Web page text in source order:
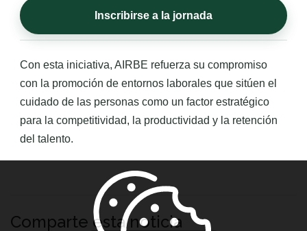
Inscribirse a la jornada
Con esta iniciativa, AIRBE refuerza su compromiso
con la promoción de entornos laborales que sitúen el
cuidado de las personas como un factor estratégico
para la competitividad, la productividad y la retención
del talento.
Comparte esta noticia